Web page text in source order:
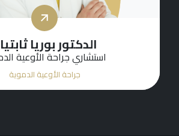
الدكتور بوريا ثابتيان
استشاري جراحة الأوعية الدموية
جراحة الأوعية الدموية